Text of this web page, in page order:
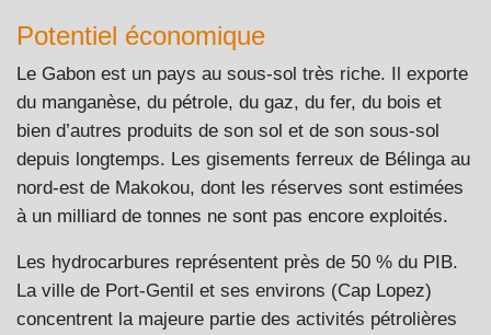
Potentiel économique
Le Gabon est un pays au sous-sol très riche. Il exporte
du manganèse, du pétrole, du gaz, du fer, du bois et
bien d’autres produits de son sol et de son sous-sol
depuis longtemps. Les gisements ferreux de Bélinga au
nord-est de Makokou, dont les réserves sont estimées
à un milliard de tonnes ne sont pas encore exploités.
Les hydrocarbures représentent près de 50 % du PIB.
La ville de Port-Gentil et ses environs (Cap Lopez)
concentrent la majeure partie des activités pétrolières